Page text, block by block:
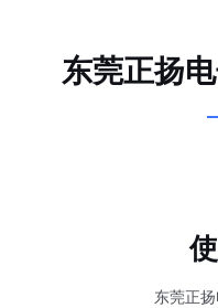
东莞正扬
东莞正